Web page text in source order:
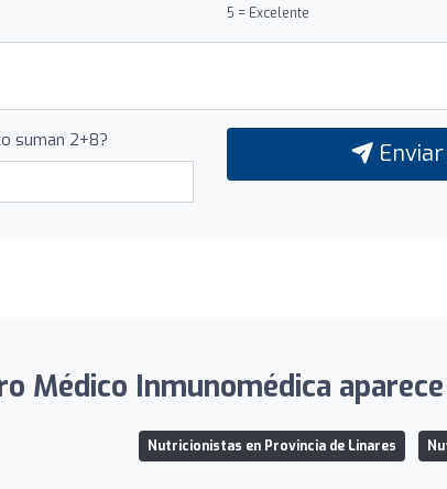
5 = Excelente
suman 2+8? Enviar
Médico Inmunomédica
Nutricionistas en Provincia de Linares